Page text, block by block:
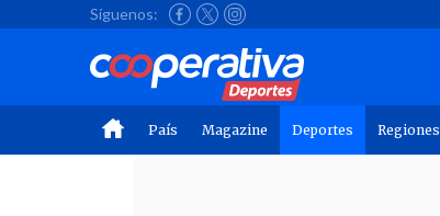
Síguenos:
País Magazine Deportes Regiones